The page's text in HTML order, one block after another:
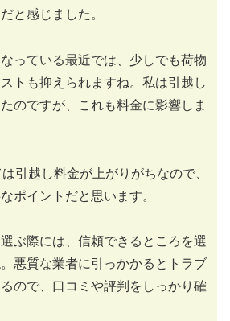
と感じました。
っている最近では、少しでも荷物
トも抑えられますね。私は引越し
のですが、これも料金に影響しま
引越し料金が上がりがちなので、
ポイントだと思います。
ぶ際には、信頼できるところを選
悪質な業者に引っかかるとトラブ
ので、口コミや評判をしっかり確